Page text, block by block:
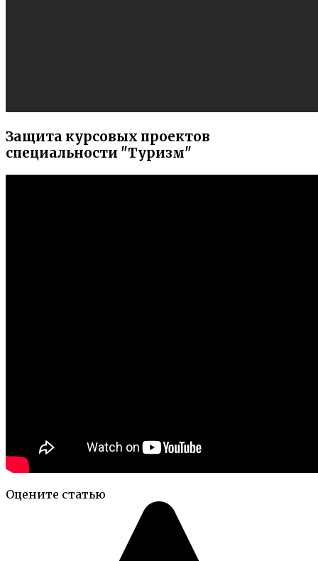
Защита курсовых проектов
специальности "Туризм"
Оцените статью